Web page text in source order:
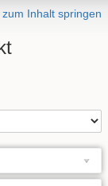
zum Inhalt springen